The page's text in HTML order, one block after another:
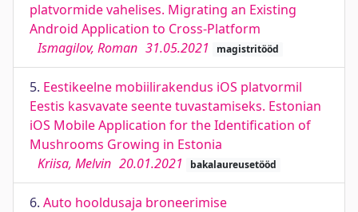
platvormide vahelises. Migrating an Existing
Android Application to Cross-Platform
Ismagilov, Roman 31.05.2021 magistritööd
5. Eestikeelne mobiilirakendus iOS platvormil
Eestis kasvavate seente tuvastamiseks. Estonian
iOS Mobile Application for the Identification of
Mushrooms Growing in Estonia
Kriisa, Melvin 20.01.2021 bakalaureusetööd
6. Auto hooldusaja broneerimise